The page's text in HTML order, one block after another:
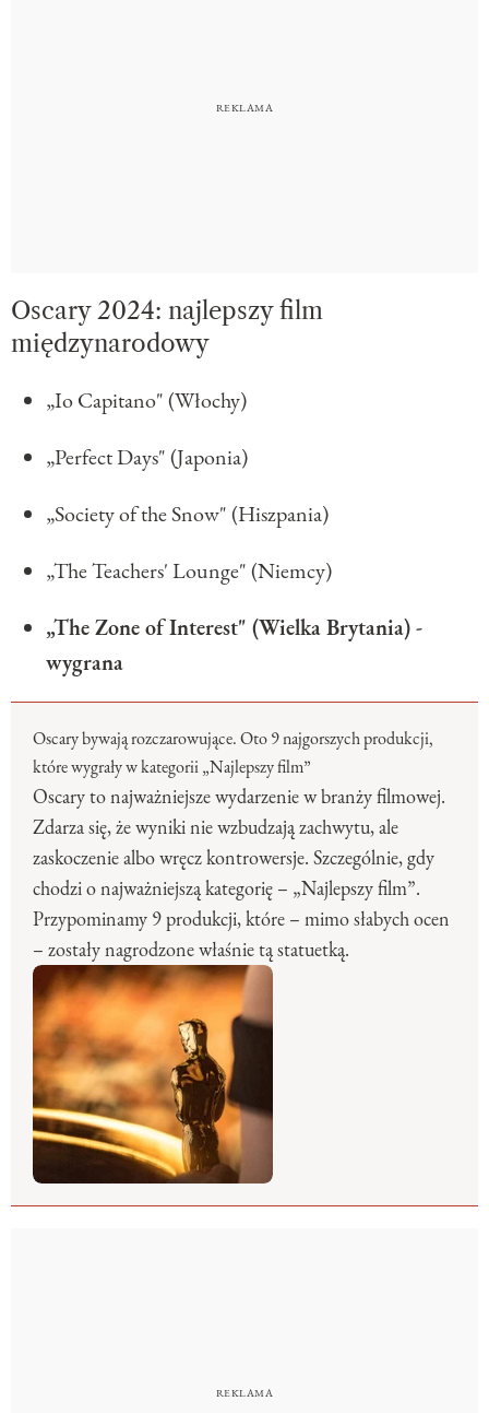
Oscary 2024: najlepszy film
międzynarodowy
„Io Capitano" (Włochy)
„Perfect Days" (Japonia)
„Society of the Snow" (Hiszpania)
„The Teachers' Lounge" (Niemcy)
„The Zone of Interest" (Wielka Brytania) -
wygrana
Oscary bywają rozczarowujące. Oto 9 najgorszych produkcji,
które wygrały w kategorii „Najlepszy film”
Oscary to najważniejsze wydarzenie w branży filmowej.
Zdarza się, że wyniki nie wzbudzają zachwytu, ale
zaskoczenie albo wręcz kontrowersje. Szczególnie, gdy
chodzi o najważniejszą kategorię – „Najlepszy film”.
Przypominamy 9 produkcji, które – mimo słabych ocen
– zostały nagrodzone właśnie tą statuetką.